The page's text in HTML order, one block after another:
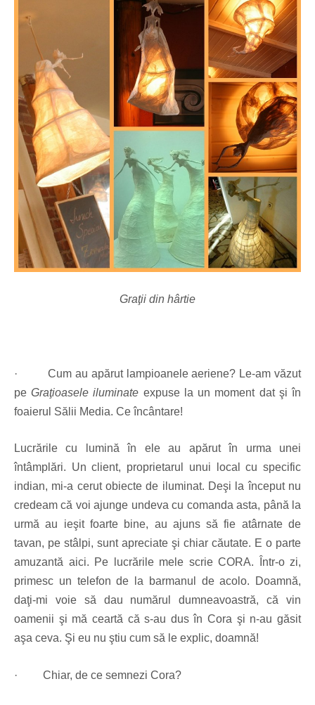
Graţii din hârtie
· Cum au apărut lampioanele aeriene? Le-am văzut
peGraţioasele iluminate expuse la un moment dat şi în
foaierul Sălii Media. Ce încântare!
Lucrările cu lumină în ele au apărut în urma unei
întâmplări. Un client, proprietarul unui local cu specific
indian, mi-a cerut obiecte de iluminat. Deşi la început nu
credeam că voi ajunge undeva cu comanda asta, până la
urmă au ieşit foarte bine, au ajuns să fie atârnate de
tavan, pe stâlpi, sunt apreciate şi chiar căutate. E o parte
amuzantă aici. Pe lucrările mele scrie CORA. Într-o zi,
primesc un telefon de la barmanul de acolo. Doamnă,
daţi-mi voie să dau numărul dumneavoastră, că vin
oamenii şi mă ceartă că s-au dus în Cora şi n-au găsit
aşa ceva. Şi eu nu ştiu cum să le explic, doamnă!
· Chiar, de ce semnezi Cora?